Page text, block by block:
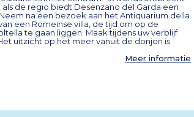
de regio biedt Desenzano del Garda een
na een bezoek aan het Antiquarium della
een Romeinse villa, de tijd om op de
te gaan liggen. Maak tijdens uw verblijf
uitzicht op het meer vanuit de donjon is
Meer informatie